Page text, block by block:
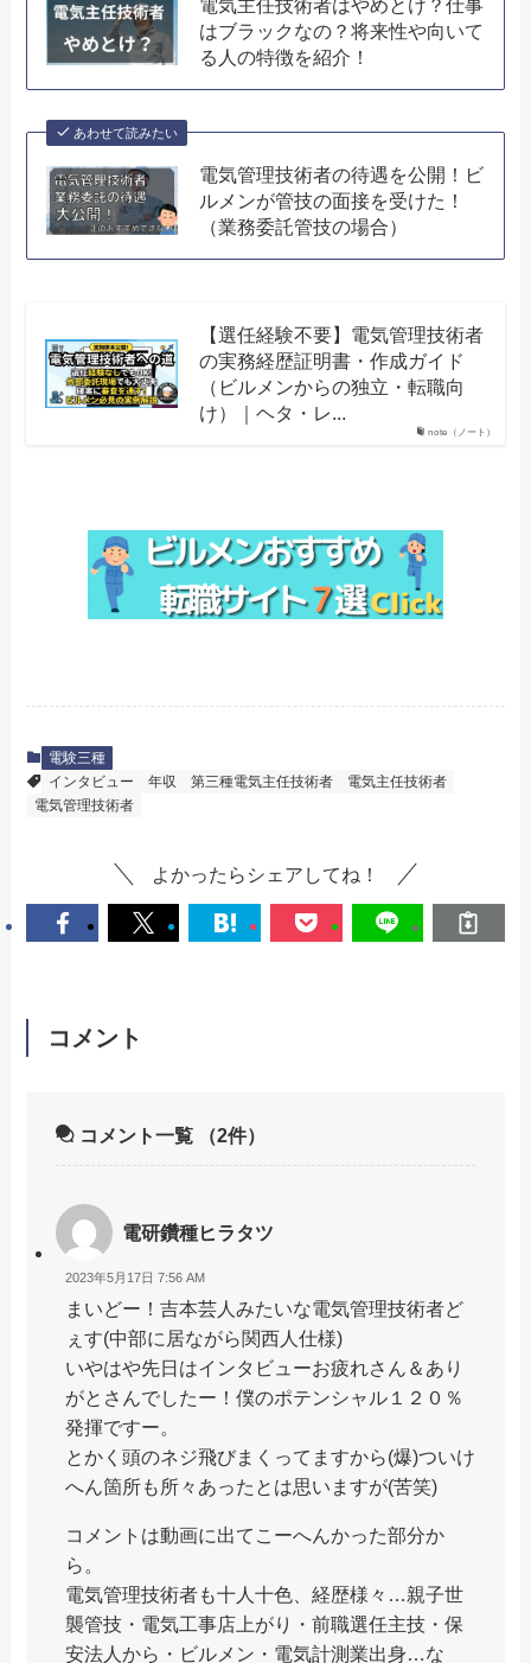
はブラックなの？将来性や向いて
る人の特徴を紹介！
あわせて読みたい
電気管理技術者の待遇を公開！ビ
ルメンが管技の面接を受けた！
（業務委託管技の場合）
note（ノート）
【選任経験不要】電気管理技術者
の実務経歴証明書・作成ガイド
（ビルメンからの独立・転職向
け）｜ヘタ・レ...
電験三種
インタビュー
年収 第三種電気主任技術者
電気主任技術者
電気管理技術者
よかったらシェアしてね！
コメント
コメント一覧 （2件）
電研鑽種ヒラタツ
2023年5月17日 7:56 AM
まいどー！吉本芸人みたいな電気管理技術者ど
ぇす(中部に居ながら関西人仕様)
いやはや先日はインタビューお疲れさん＆あり
がとさんでしたー！僕のポテンシャル１２０％
発揮ですー。
とかく頭のネジ飛びまくってますから(爆)ついけ
へん箇所も所々あったとは思いますが(苦笑)
コメントは動画に出てこーへんかった部分か
ら。
電気管理技術者も十人十色、経歴様々…親子世
襲管技・電気工事店上がり・前職選任主技・保
安法人から・ビルメン・電気計測業出身…な